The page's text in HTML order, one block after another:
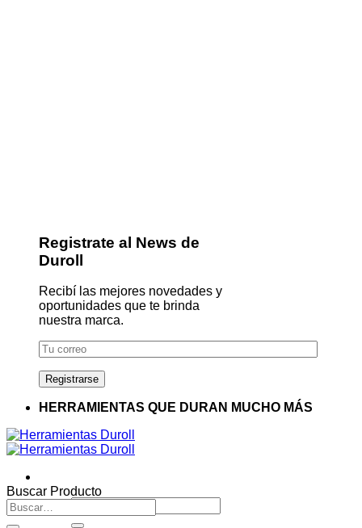
Registrate al News de
Duroll
Recibí las mejores novedades y
oportunidades que te brinda
nuestra marca.
HERRAMIENTAS QUE DURAN MUCHO MÁS
Buscar
por:
Buscar Producto
Buscar
por: